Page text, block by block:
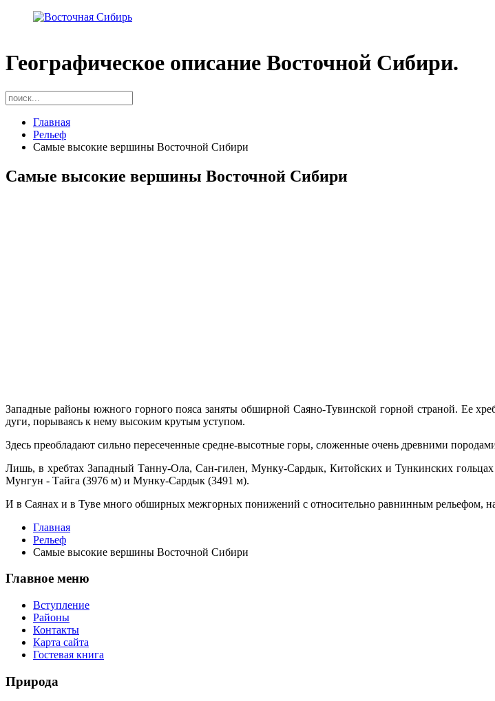
Географическое описание Восточной Сибири.
Главная
Рельеф
Самые высокие вершины Восточной Сибири
Самые высокие вершины Восточной Сибири
Западные районы южного горного поя­са заняты обширной Саяно-Тувинской гор­ной страной. Ее
дуги, порываясь к нему высоким крутым уступом.
Здесь преобладают сильно пересеченные средне-высотные горы, сложенные очень древни­ми
Лишь, в хребтах Западный Танну-Ола, Сан-гилен, Мунку-Сардык, Китойских и Тункинских
Мунгун - Тайга (3976 м) и Мунку-Сардык (3491 м).
И в Саянах и в Туве много обширных межгорных пониже­ний с относительно равнинным рельефом,
Главная
Рельеф
Самые высокие вершины Восточной Сибири
Главное меню
Вступление
Районы
Контакты
Карта сайта
Гостевая книга
Природа